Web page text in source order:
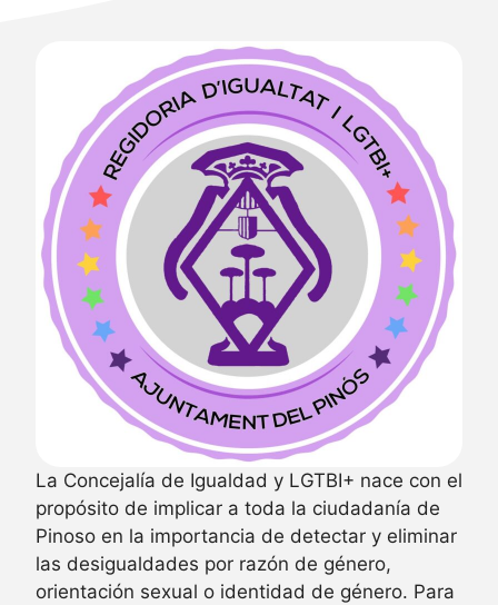
La Concejalía de Igualdad y LGTBI+ nace con el
propósito de implicar a toda la ciudadanía de
Pinoso en la importancia de detectar y eliminar
las desigualdades por razón de género,
orientación sexual o identidad de género. Para